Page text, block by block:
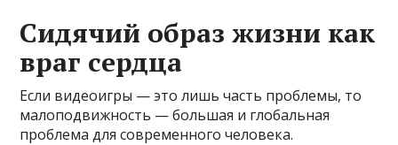
Сидячий образ жизни как
враг сердца
Если видеоигры — это лишь часть проблемы, то
малоподвижность — большая и глобальная
проблема для современного человека.